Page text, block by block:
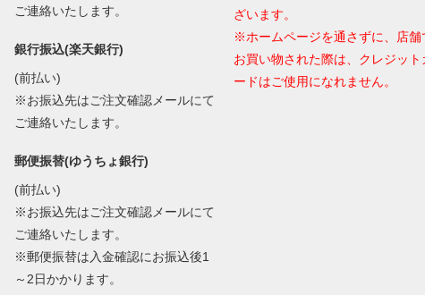
ご連絡いたします。
銀行振込(楽天銀行)
(前払い)
※お振込先はご注文確認メールにて
ご連絡いたします。
郵便振替(ゆうちょ銀行)
(前払い)
※お振込先はご注文確認メールにて
ご連絡いたします。
※郵便振替は入金確認にお振込後1
～2日かかります。
ざいます。
※ホームページを通さずに、店舗
お買い物された際は、クレジット
ードはご使用になれません。